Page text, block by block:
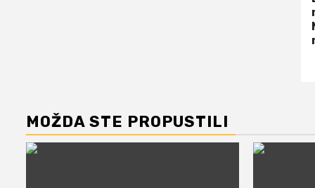
MOŽDA STE PROPUSTILI